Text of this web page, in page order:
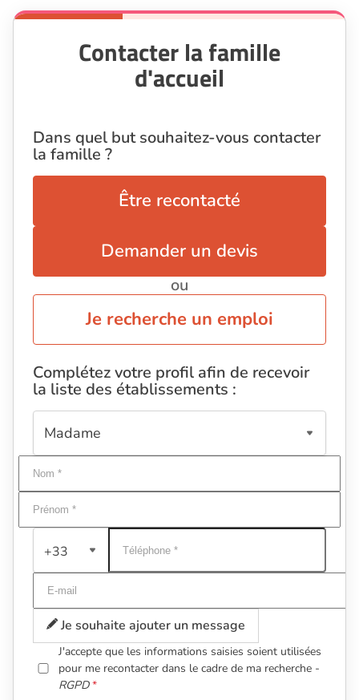
Contacter la famille
d'accueil
Dans quel but souhaitez-vous contacter
la famille ?
Être recontacté
Demander un devis
ou
Je recherche un emploi
Complétez votre profil afin de recevoir
la liste des établissements :
+33
Je souhaite ajouter un message
J'accepte que les informations saisies soient utilisées
pour me recontacter dans le cadre de ma recherche -
RGPD